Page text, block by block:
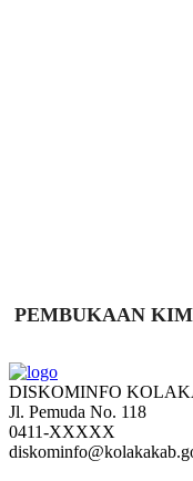
PEMBUKAAN KIM
DISKOMINFO
Jl. Pemuda No. 118
0411-XXXXX